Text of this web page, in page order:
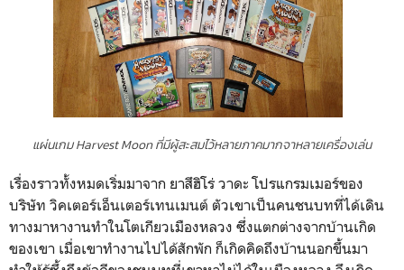
แผ่นเกม Harvest Moon ที่มีผู้สะสมไว้หลายภาคมากจาหลายเครื่องเล่น
เรื่องราวทั้งหมดเริ่มมาจาก ยาสึฮิโร่ วาดะ โปรแกรมเมอร์ของ
บริษัท วิคเตอร์เอ็นเตอร์เทนเมนต์ ตัวเขาเป็นคนชนบทที่ได้เดิน
ทางมาหางานทำในโตเกียวเมืองหลวง ซึ่งแตกต่างจากบ้านเกิด
ของเขา เมื่อเขาทำงานไปได้สักพัก ก็เกิดคิดถึงบ้านนอกขึ้นมา